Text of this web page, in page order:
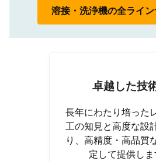
溶接・洗浄機の全ライ
卓越した技
長年にわたり培った
工の知見と高度な設
り、高精度・高品質
定して提供しま